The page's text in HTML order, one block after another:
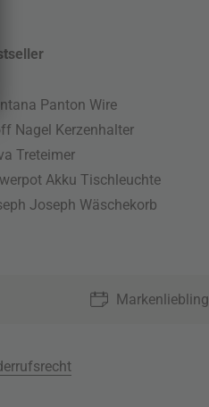
Panton Wire
Nagel Kerzenhalter
Treteimer
Akku Tischleuchte
Joseph Wäschekorb
Markenliebling